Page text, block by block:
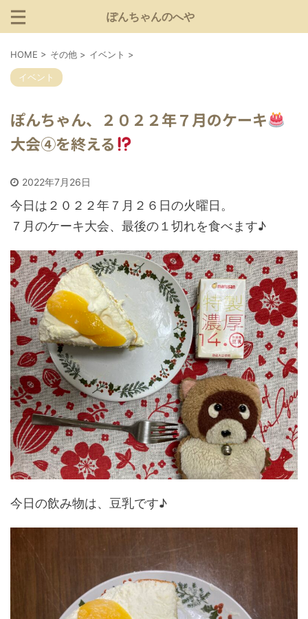
ぽんちゃんのへや
HOME > その他 > イベント >
イベント
ぽんちゃん、２０２２年７月のケーキ
大会④を終える
2022年7月26日
今日は２０２２年７月２６日の火曜日。
７月のケーキ大会、最後の１切れを食べます♪
今日の飲み物は、豆乳です♪